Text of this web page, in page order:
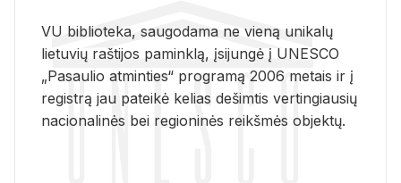
VU biblioteka, saugodama ne vieną unikalų
lietuvių raštijos paminklą, įsijungė į UNESCO
„Pasaulio atminties“ programą 2006 metais ir į
registrą jau pateikė kelias dešimtis vertingiausių
nacionalinės bei regioninės reikšmės objektų.